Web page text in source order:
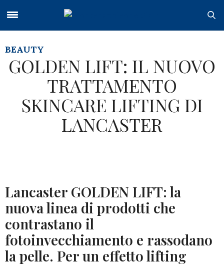
BEAUTY
GOLDEN LIFT: IL NUOVO
TRATTAMENTO
SKINCARE LIFTING DI
LANCASTER
Lancaster GOLDEN LIFT: la
nuova linea di prodotti che
contrastano il
fotoinvecchiamento e rassodano
la pelle. Per un effetto lifting